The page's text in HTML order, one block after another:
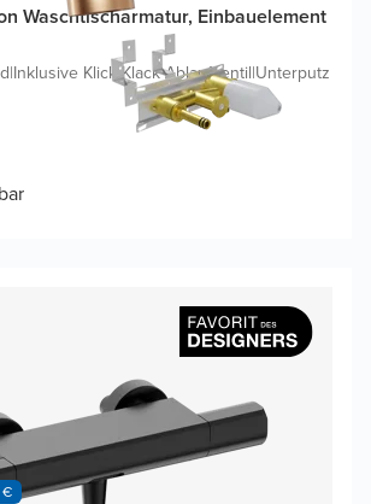
Waschtischarmatur, Einbauelement
|Inklusive Klick-Klack Ablaufventil|Unterputz
€